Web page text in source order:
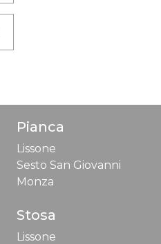
Pianca
Lissone
Sesto San Giovanni
Monza
Stosa
Lissone